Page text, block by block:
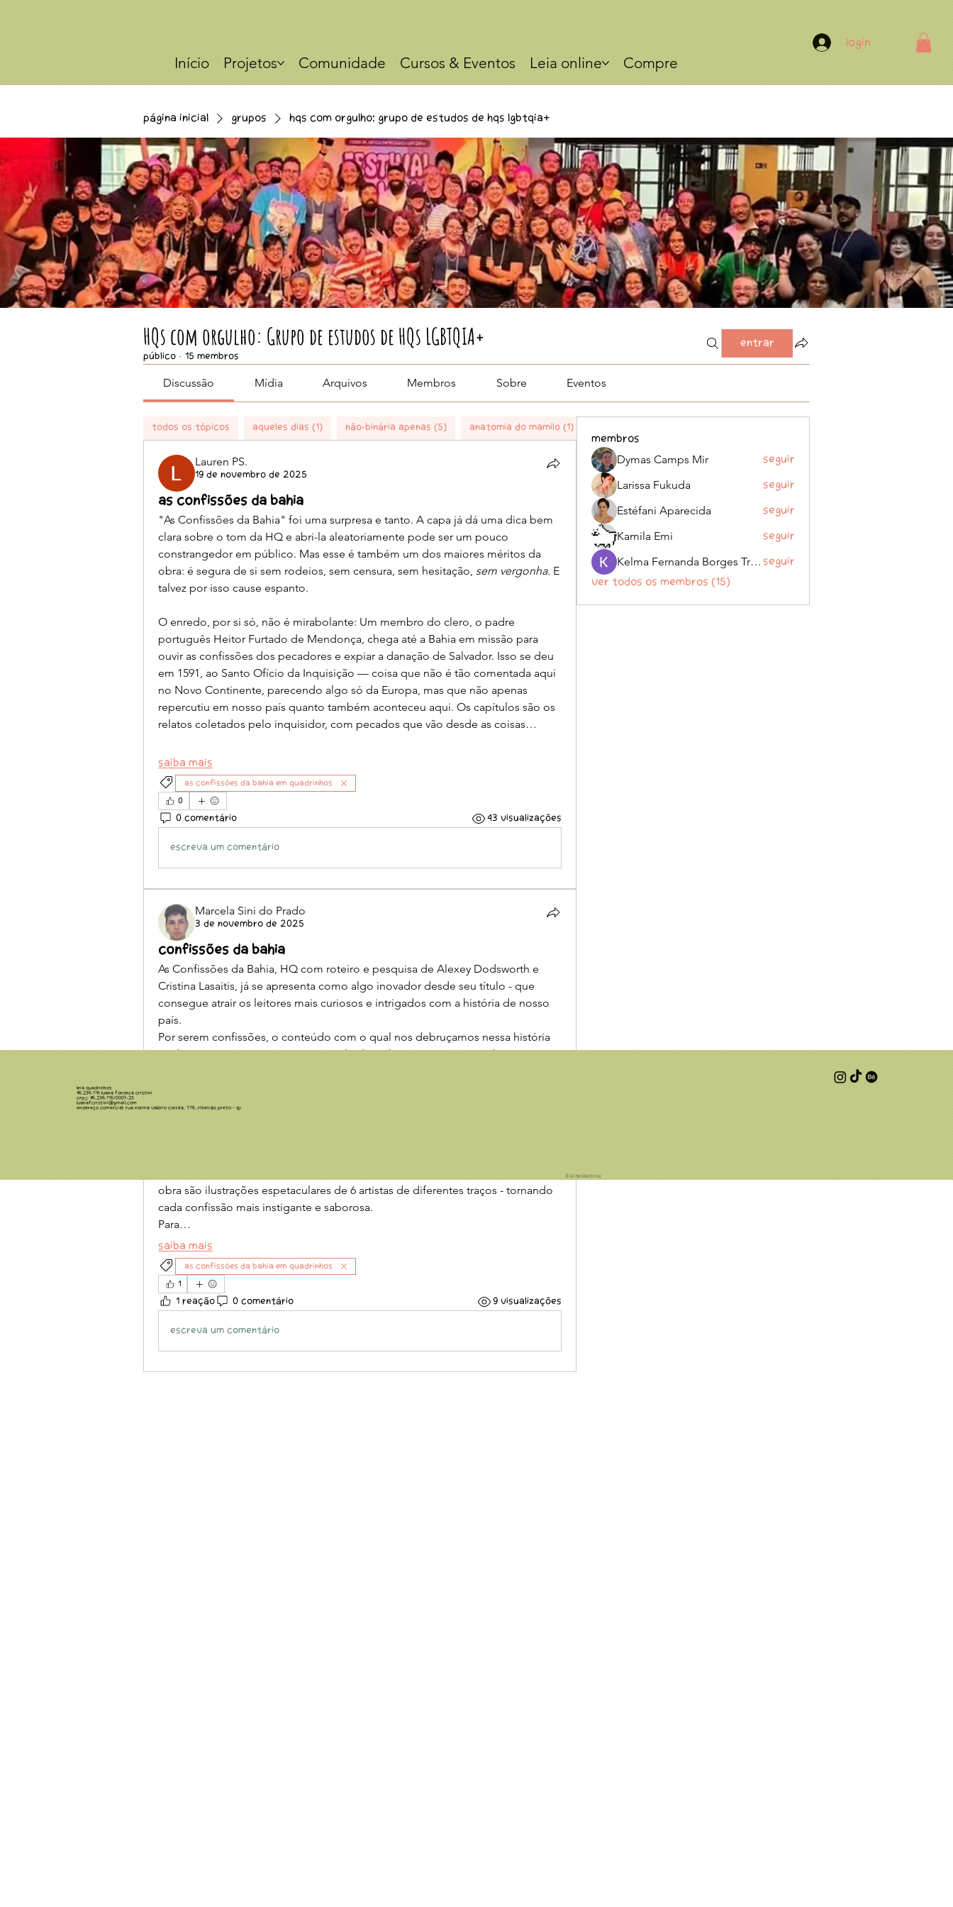
Início Projetos Comunidade Cursos & Eventos Leia online Compre
Login
Página Inicial Grupos HQs com orgulho: Grupo de estudos de HQs LGBTQIA+
HQs com orgulho: Grupo de estudos de HQs LGBTQIA+
Público · 15 membros
Entrar
Discussão Mídia Arquivos Membros Sobre Eventos
Todos os tópicos Aqueles Dias (1) Não-binária apenas (5) Anatomia do Mamilo (1)
Lauren PS.
19 de novembro de 2025
As Confissões da Bahia
"As Confissões da Bahia" foi uma surpresa e tanto. A capa já dá uma dica bem
clara sobre o tom da HQ e abri-la aleatoriamente pode ser um pouco
constrangedor em público. Mas esse é também um dos maiores méritos da
obra: é segura de si sem rodeios, sem censura, sem hesitação, sem vergonha. E
talvez por isso cause espanto.
O enredo, por si só, não é mirabolante: Um membro do clero, o padre
português Heitor Furtado de Mendonça, chega até a Bahia em missão para
ouvir as confissões dos pecadores e expiar a danação de Salvador. Isso se deu
em 1591, ao Santo Ofício da Inquisição — coisa que não é tão comentada aqui
no Novo Continente, parecendo algo só da Europa, mas que não apenas
repercutiu em nosso país quanto também aconteceu aqui. Os capítulos são os
relatos coletados pelo inquisidor, com pecados que vão desde as coisas…
Saiba mais
As confissóes da Bahia em quadrinhos
0
0 comentário 43 visualizações
Escreva um comentário
Marcela Sini do Prado
3 de novembro de 2025
CONFISSÕES DA BAHIA
As Confissões da Bahia, HQ com roteiro e pesquisa de Alexey Dodsworth e
Cristina Lasaitis, já se apresenta como algo inovador desde seu título - que
consegue atrair os leitores mais curiosos e intrigados com a história de nosso
país.
Por serem confissões, o conteúdo com o qual nos debruçamos nessa história
ganha mais um ponto positivo quando descobrimos que são verídicas e
As narrativas trazidas aqui são fruto de anos de pesquisa e relatam o episódio
obra são ilustrações espetaculares de 6 artistas de diferentes traços - tornando
cada confissão mais instigante e saborosa.
Para…
Saiba mais
As confissóes da Bahia em quadrinhos
1
1 reação 0 comentário 9 visualizações
Escreva um comentário
membros
Dymas Camps Mir Seguir
Larissa Fukuda Seguir
Estéfani Aparecida Seguir
Kamila Emi Seguir
Kelma Fernanda Borges Trombela Seguir
Ver todos os membros (15)
Leia Quadrinhos
46.236.116 LUANA FONSECA CRISTINI
CNPJ: 46.236.116/0001-25
luanafcristini@gmail.com
Endereço comercial: Rua Norma Valério Corrêa, 776, Ribeirão Preto - SP
© 2025 por Luana Cristini